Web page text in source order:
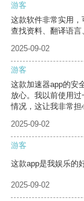
游客
这款软件非常实用
查找资料、翻译语言
2025-09-02
游客
这款加速器app的安
放心。我以前使用
情况，这让我非常担
2025-09-02
游客
这款app是我娱乐的
2025-09-02